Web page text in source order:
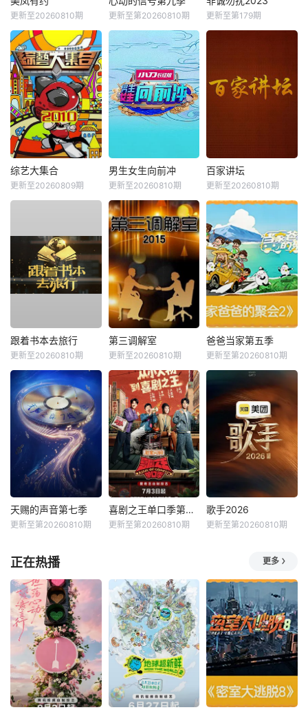
更新至20260810期 更新至第20260810期 更新至第179期
综艺大集合
更新至20260809期
男生女生向前冲
更新至20260810期
百家讲坛
更新至20260810期
跟着书本去旅行
更新至20260810期
第三调解室
更新至20260810期
爸爸当家第五季
更新至第20260810期
天赐的声音第七季
更新至第20260810期
喜剧之王单口季第三季
更新至第20260810期
歌手2026
更新至第20260810期
正在热播 更多